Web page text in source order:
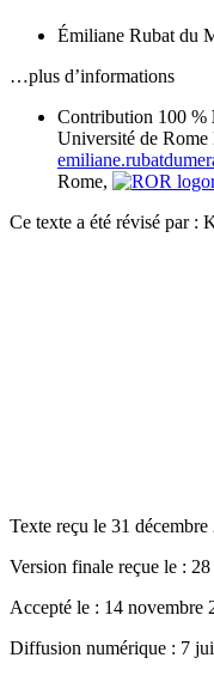
Émiliane Rubat du
…plus d’informations
Contribution 100 %
Université de Rome
Rome,
Ce texte a été révisé par :
Texte reçu le 31 décembre
Version finale reçue le :
Accepté le : 14 novembre
Diffusion numérique : 7